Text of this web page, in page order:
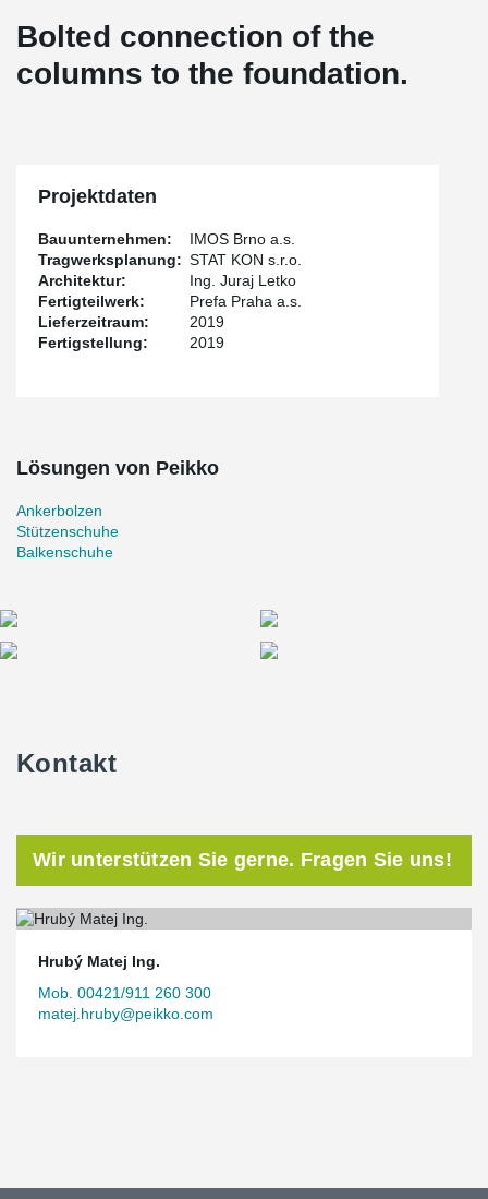
Bolted connection of the
columns to the foundation.
Projektdaten
Bauunternehmen:
IMOS Brno a.s.
Tragwerksplanung: STAT KON s.r.o.
Architektur:
Ing. Juraj Letko
Fertigteilwerk:
Prefa Praha a.s.
Lieferzeitraum:
2019
Fertigstellung:
2019
Lösungen von Peikko
Ankerbolzen
Stützenschuhe
Balkenschuhe
Kontakt
Wir unterstützen Sie gerne. Fragen Sie uns!
Hrubý Matej Ing.
Mob. 00421/911 260 300
matej.hruby@peikko.com